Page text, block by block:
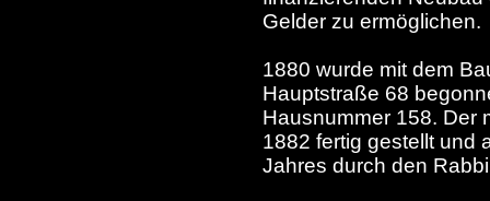
Gelder zu ermöglichen.
1880 wurde mit dem
Hauptstraße 68
Hausnummer 158. Der
1882 fertig gestellt und
Jahres durch den